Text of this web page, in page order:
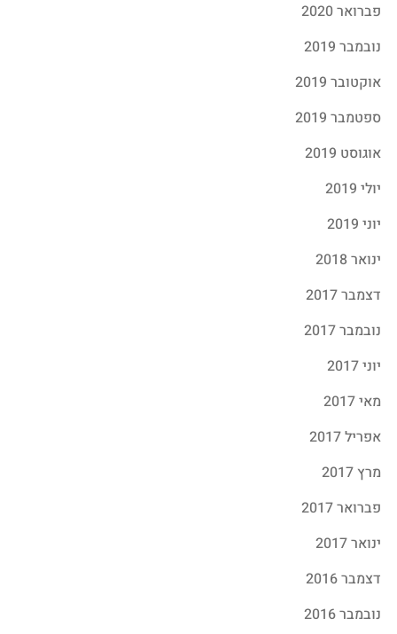
פברואר 2020
נובמבר 2019
אוקטובר 2019
ספטמבר 2019
אוגוסט 2019
יולי 2019
יוני 2019
ינואר 2018
דצמבר 2017
נובמבר 2017
יוני 2017
מאי 2017
אפריל 2017
מרץ 2017
פברואר 2017
ינואר 2017
דצמבר 2016
נובמבר 2016